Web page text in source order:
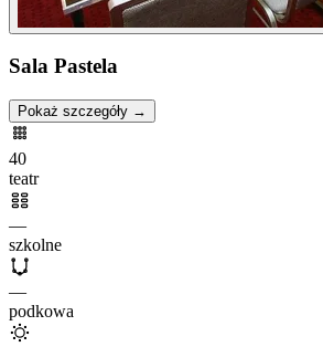
Sala Pastela
Pokaż szczegóły →
40
teatr
—
szkolne
—
podkowa